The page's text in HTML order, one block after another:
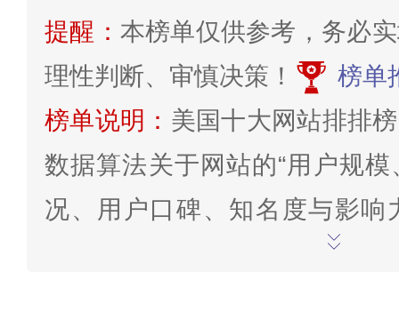
提醒： 本榜单仅供参考，务必
理性判断、审慎决策！
榜单
榜单说明： 美国十大网站排排
数据算法关于网站的“用户规
况、用户口碑、知名度与影响
况”等因素综合判断得分系统